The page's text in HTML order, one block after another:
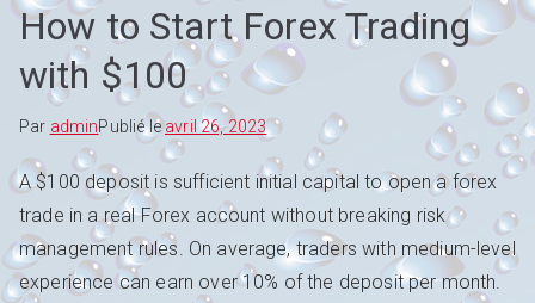
How to Start Forex Trading
with $100
Par adminPublié leavril 26, 2023
A $100 deposit is sufficient initial capital to open a forex
trade in a real Forex account without breaking risk
management rules. On average, traders with medium-level
experience can earn over 10% of the deposit per month.